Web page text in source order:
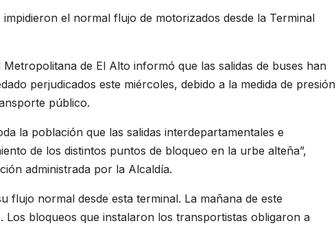
el normal flujo de motorizados desde la Terminal
de El Alto informó que las salidas de buses han
perjudicados este miércoles, debido a la medida de presión
público.
la población que las salidas interdepartamentales e
de los distintos puntos de bloqueo en la urbe alteña”,
administrada por la Alcaldía.
flujo normal desde esta terminal. La mañana de este
Los bloqueos que instalaron los transportistas obligaron a